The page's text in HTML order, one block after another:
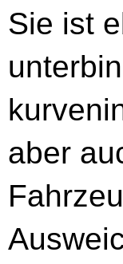
Sie ist
aber